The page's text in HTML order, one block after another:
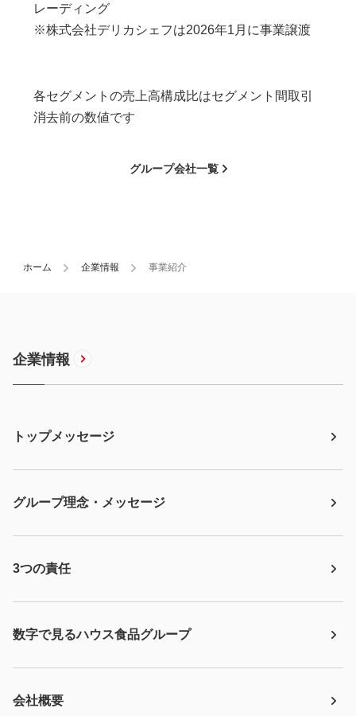
ホーム 企業情報 事業紹介
レーディング
※株式会社デリカシェフは2026年1月に事業譲渡
各セグメントの売上高構成比はセグメント間取引
消去前の数値です
グループ会社一覧
企業情報
トップメッセージ
グループ理念・メッセージ
3つの責任
数字で見るハウス食品グループ
会社概要